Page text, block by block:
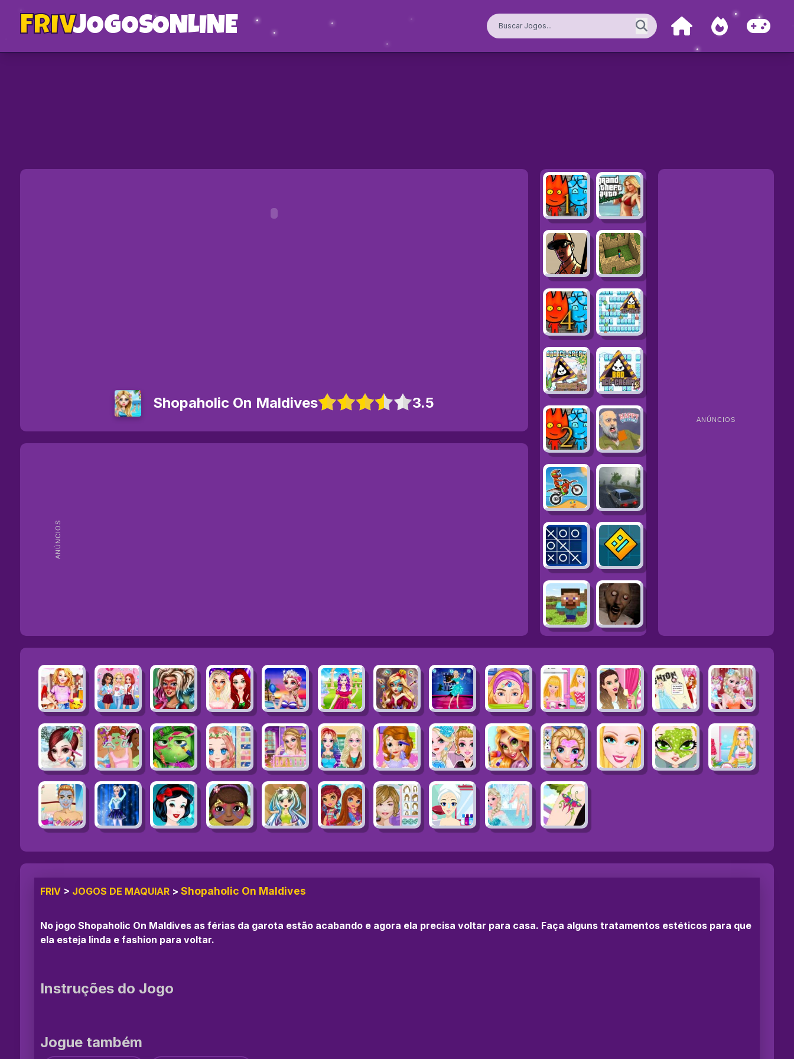
FRIVJOGOSONLINE
ANÚNCIOS
Shopaholic On Maldives 3.5
ANÚNCIOS
FRIV > JOGOS DE MAQUIAR > Shopaholic On Maldives
No jogo Shopaholic On Maldives as férias da garota estão acabando e agora ela precisa voltar para casa. Faça alguns tratamentos estéticos para que
ela esteja linda e fashion para voltar.
Instruções do Jogo
Jogue também